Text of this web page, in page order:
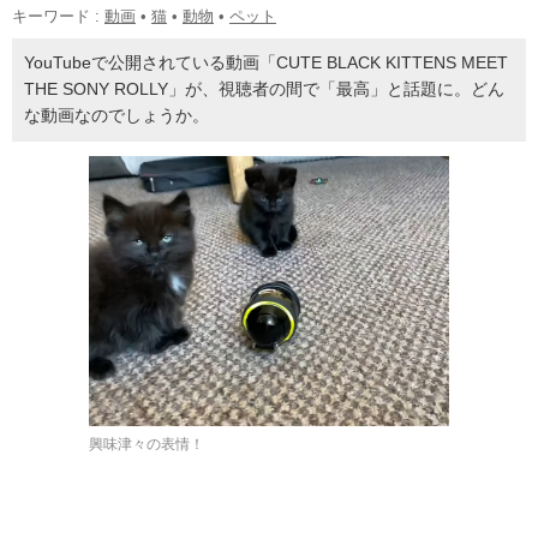
キーワード : 動画 • 猫 • 動物 • ペット
YouTubeで公開されている動画「CUTE BLACK KITTENS MEET
THE SONY ROLLY」が、視聴者の間で「最高」と話題に。どん
な動画なのでしょうか。
興味津々の表情！